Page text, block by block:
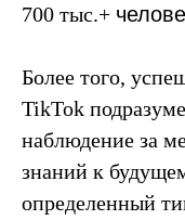
700 тыс.+
Более того,
TikTok
наблюдение за
знаний к
определенный